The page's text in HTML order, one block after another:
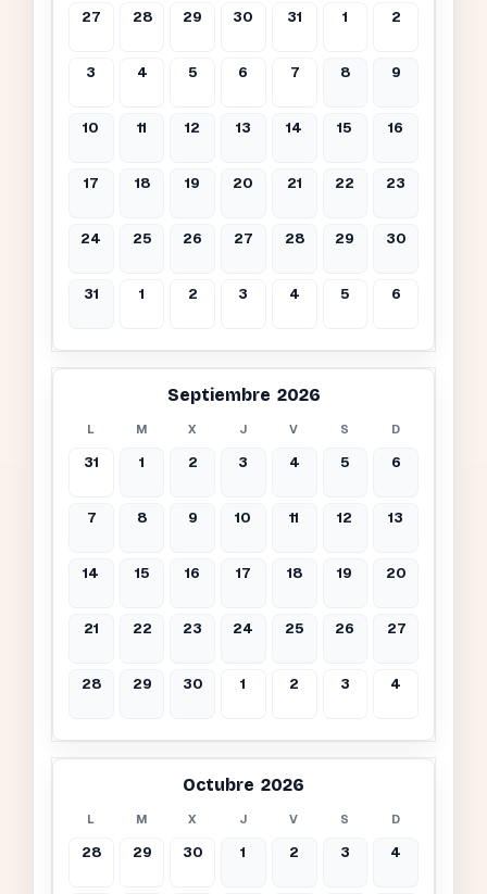
27 28 29 30 31 1 2
3 4 5 6 7 8 9
10 11 12 13 14 15 16
17 18 19 20 21 22 23
24 25 26 27 28 29 30
31 1 2 3 4 5 6
Septiembre 2026
L M X J V S D
31 1 2 3 4 5 6
7 8 9 10 11 12 13
14 15 16 17 18 19 20
21 22 23 24 25 26 27
28 29 30 1 2 3 4
Octubre 2026
L M X J V S D
28 29 30 1 2 3 4